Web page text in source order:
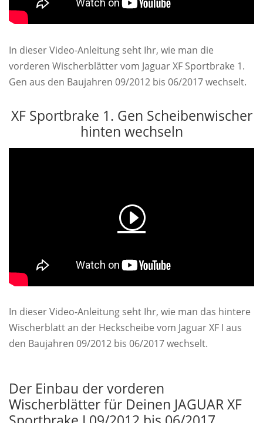
In dieser Video-Anleitung seht Ihr, wie man die
vorderen Wischerblätter vom Jaguar XF Sportbrake 1.
Gen aus den Baujahren 09/2012 bis 06/2017 wechselt.
XF Sportbrake 1. Gen Scheibenwischer
hinten wechseln
In dieser Video-Anleitung seht Ihr, wie man das hintere
Wischerblatt an der Heckscheibe vom Jaguar XF I aus
den Baujahren 09/2012 bis 06/2017 wechselt.
Der Einbau der vorderen
Wischerblätter für Deinen JAGUAR XF